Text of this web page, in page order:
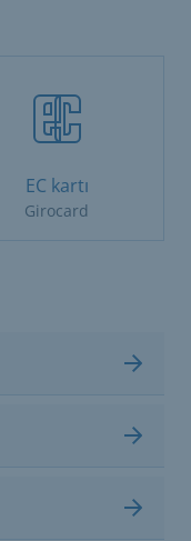
EC kartı
Girocard